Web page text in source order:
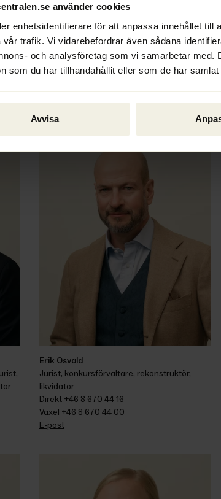
använder cookies
enhetsidentifierare för att anpassa innehållet
vår trafik. Vi vidarebefordrar även sådana
och analysföretag som vi samarbetar
som du har tillhandahållit eller som de har
Avvisa
Erik Osvald
Jurist, konkursförvaltare, rekonstruktör,
likvidator
Direkt +46 8 670 44 16
Växel +46 8 670 44 00
E-post